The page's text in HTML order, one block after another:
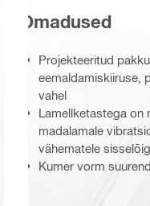
Omadused
Projekteeritud
eemaldamiskiiruse,
vahel
Lamellketastega on
madalamale
vähematele
Kumer vorm